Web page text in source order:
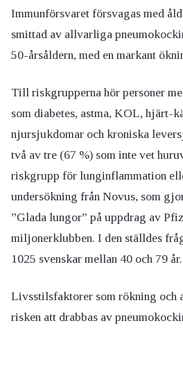
Immunförsvaret försvagas med
smittad av allvarliga
50-årsåldern, med en markant
Till riskgrupperna hör personer
som diabetes, astma, KOL, hjärt-
njursjukdomar och kroniska
två av tre (67 %) som inte vet
riskgrupp för lunginflammation
undersökning från Novus, som
”Glada lungor” på uppdrag av
miljonerklubben. I den ställdes
1025 svenskar mellan 40 och 79 år.
Livsstilsfaktorer som rökning och
risken att drabbas av